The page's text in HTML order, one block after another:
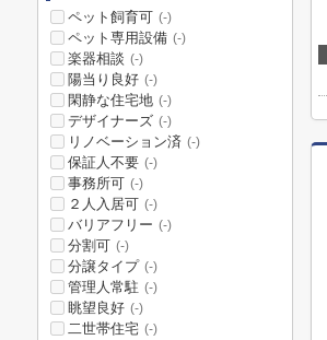
ペット飼育可 (-)
ペット専用設備 (-)
楽器相談 (-)
陽当り良好 (-)
閑静な住宅地 (-)
デザイナーズ (-)
リノベーション済 (-)
保証人不要 (-)
事務所可 (-)
２人入居可 (-)
バリアフリー (-)
分割可 (-)
分譲タイプ (-)
管理人常駐 (-)
眺望良好 (-)
二世帯住宅 (-)